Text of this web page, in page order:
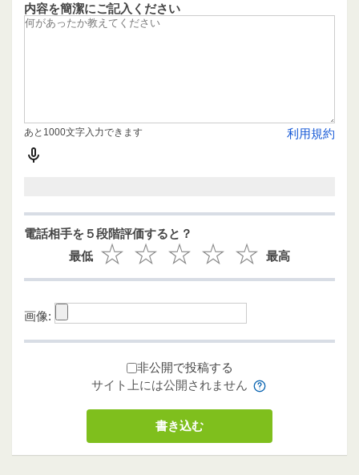
内容を簡潔にご記入ください
利用規約
あと1000文字入力できます
電話相手を５段階評価すると？
最低
最高
画像:
非公開で投稿する
サイト上には公開されません